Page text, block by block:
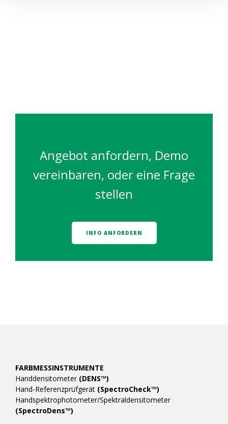
Angebot anfordern, Demo
vereinbaren, oder eine Frage
stellen
INFO ANFORDERN
FARBMESSINSTRUMENTE
Handdensitometer (DENS™)
Hand-Referenzprüfgerät (SpectroCheck™)
Handspektrophotometer/Spektraldensitometer
(SpectroDens™)